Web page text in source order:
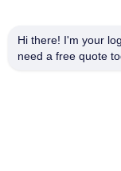
Быстрые
Hi there! I'm your
need a free quote